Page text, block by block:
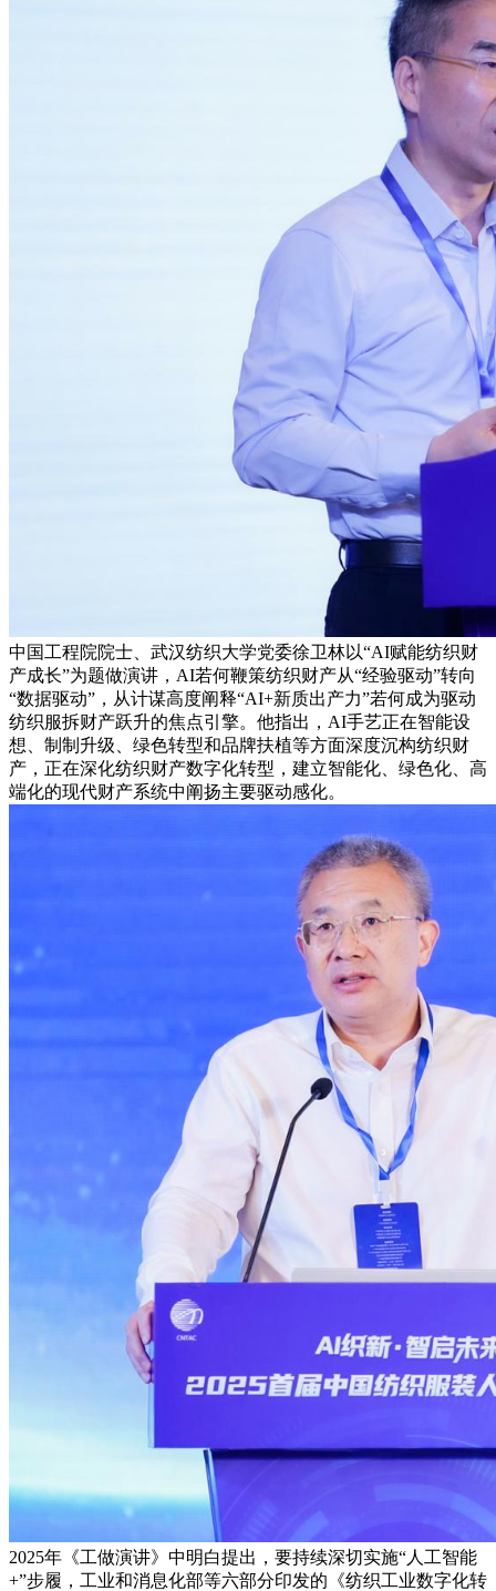
中国工程院院士、武汉纺织大学党委徐卫林以“AI赋能纺织财
产成长”为题做演讲，AI若何鞭策纺织财产从“经验驱动”转向
“数据驱动”，从计谋高度阐释“AI+新质出产力”若何成为驱动
纺织服拆财产跃升的焦点引擎。他指出，AI手艺正在智能设
想、制制升级、绿色转型和品牌扶植等方面深度沉构纺织财
产，正在深化纺织财产数字化转型，建立智能化、绿色化、高
端化的现代财产系统中阐扬主要驱动感化。
2025年《工做演讲》中明白提出，要持续深切实施“人工智能
+”步履，工业和消息化部等六部分印发的《纺织工业数字化转